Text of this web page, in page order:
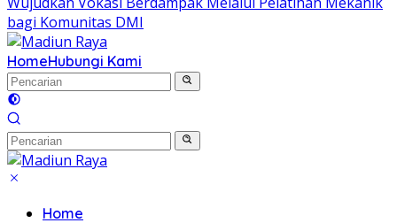
bagi Komunitas DMI
HomeHubungi Kami
Home